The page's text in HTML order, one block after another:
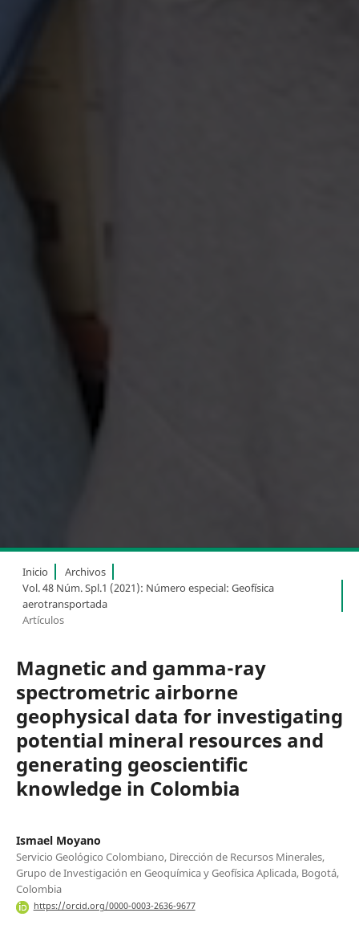
Inicio
Archivos
Vol. 48 Núm. Spl.1 (2021): Número especial: Geofísica
aerotransportada
Artículos
Magnetic and gamma-ray
spectrometric airborne
geophysical data for investigating
potential mineral resources and
generating geoscientific
knowledge in Colombia
Ismael Moyano
Servicio Geológico Colombiano, Dirección de Recursos Minerales,
Grupo de Investigación en Geoquímica y Geofísica Aplicada, Bogotá,
Colombia
https://orcid.org/0000-0003-2636-9677